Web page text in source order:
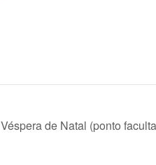
Véspera de Natal (ponto